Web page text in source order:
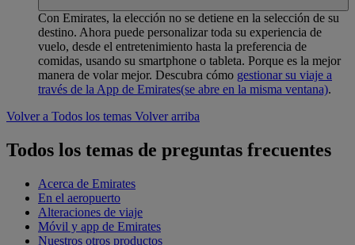
Con Emirates, la elección no se detiene en la selección de su
destino. Ahora puede personalizar toda su experiencia de
vuelo, desde el entretenimiento hasta la preferencia de
comidas, usando su smartphone o tableta. Porque es la mejor
manera de volar mejor. Descubra cómo gestionar su viaje a
través de la App de Emirates(se abre en la misma ventana).
Volver a Todos los temas Volver arriba
Todos los temas de preguntas frecuentes
Acerca de Emirates
En el aeropuerto
Alteraciones de viaje
Móvil y app de Emirates
Nuestros otros productos